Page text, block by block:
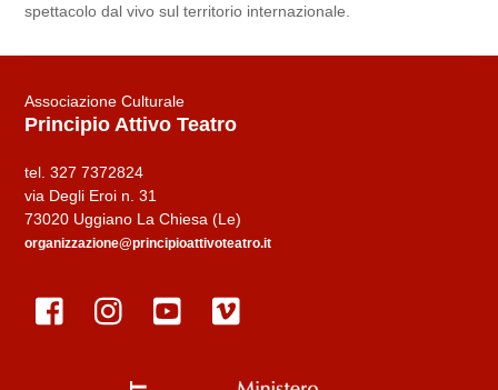
spettacolo dal vivo sul territorio internazionale.
Associazione Culturale
Principio Attivo Teatro
tel. 327 7372824
via Degli Eroi n. 31
73020 Uggiano La Chiesa (Le)
organizzazione@principioattivoteatro.it